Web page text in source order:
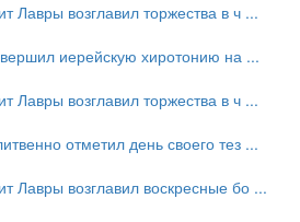
Лавры возглавил торжества в ч ...
иерейскую хиротонию на ...
Лавры возглавил торжества в ч ...
отметил день своего тез ...
Лавры возглавил воскресные бо ...